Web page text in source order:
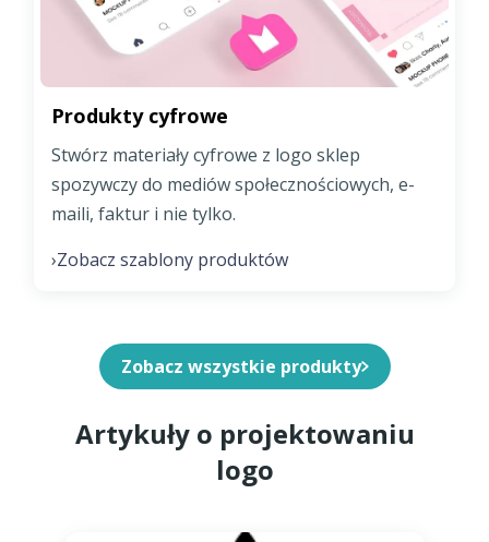
Produkty cyfrowe
Stwórz materiały cyfrowe z logo sklep
spozywczy do mediów społecznościowych, e-
maili, faktur i nie tylko.
›Zobacz szablony produktów
Zobacz wszystkie produkty
Artykuły o projektowaniu
logo